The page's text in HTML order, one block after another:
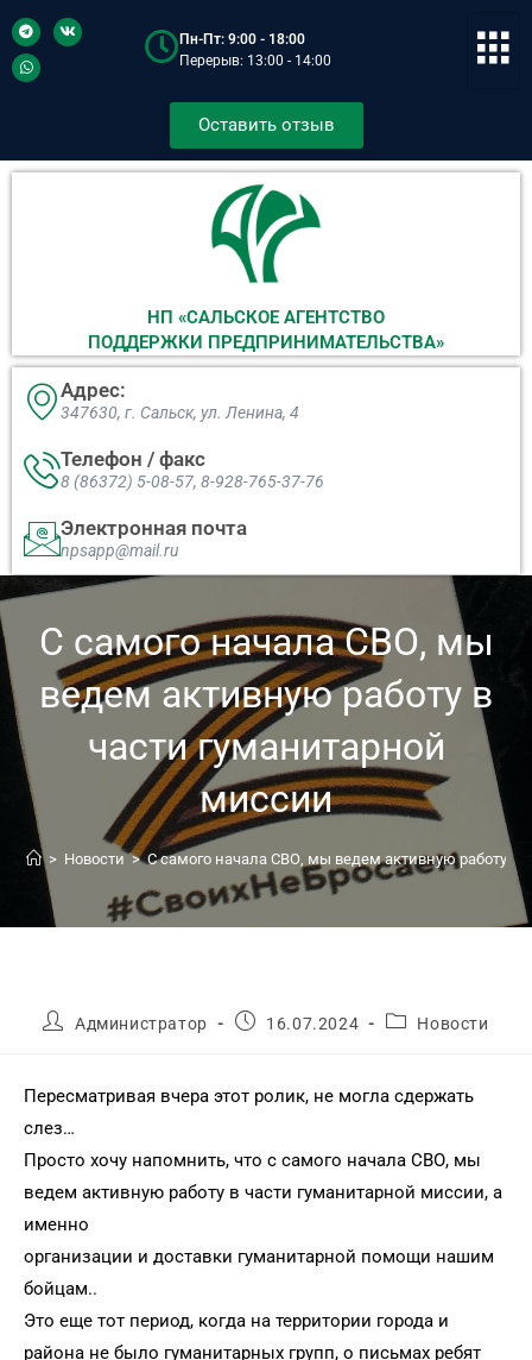
Пн-Пт: 9:00 - 18:00
Перерыв: 13:00 - 14:00
Оставить отзыв
НП «САЛЬСКОЕ АГЕНТСТВО
ПОДДЕРЖКИ ПРЕДПРИНИМАТЕЛЬСТВА»
Адрес:
347630, г. Сальск, ул. Ленина, 4​
Телефон / факс
8 (86372) 5-08-57, 8-928-765-37-76
Электронная почта
npsapp@mail.ru
C самого начала СВО, мы
ведем активную работу в
части гуманитарной
миссии
> Новости > C самого начала СВО, мы ведем активную работу в
Администратор 16.07.2024 Новости
Пересматривая вчера этот ролик, не могла сдержать
слез…
Просто хочу напомнить, что с самого начала СВО, мы
ведем активную работу в части гуманитарной миссии, а
именно
организации и доставки гуманитарной помощи нашим
бойцам..
Это еще тот период, когда на территории города и
района не было гуманитарных групп, о письмах ребят